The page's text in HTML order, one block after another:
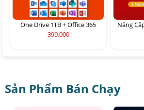
One Drive 1TB + Office 365
399,000
Nâng
Sản Phẩm Bán Chạy